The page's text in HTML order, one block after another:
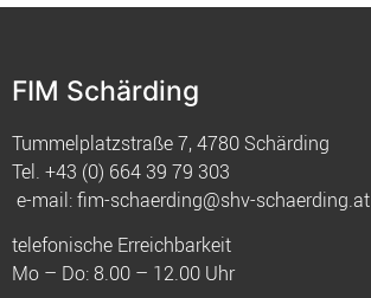
FIM Schärding
Tummelplatzstraße 7, 4780 Schärding
Tel. +43 (0) 664 39 79 303
e-mail:fim-schaerding@shv-schaerding.at
telefonische Erreichbarkeit
Mo – Do: 8.00 – 12.00 Uhr